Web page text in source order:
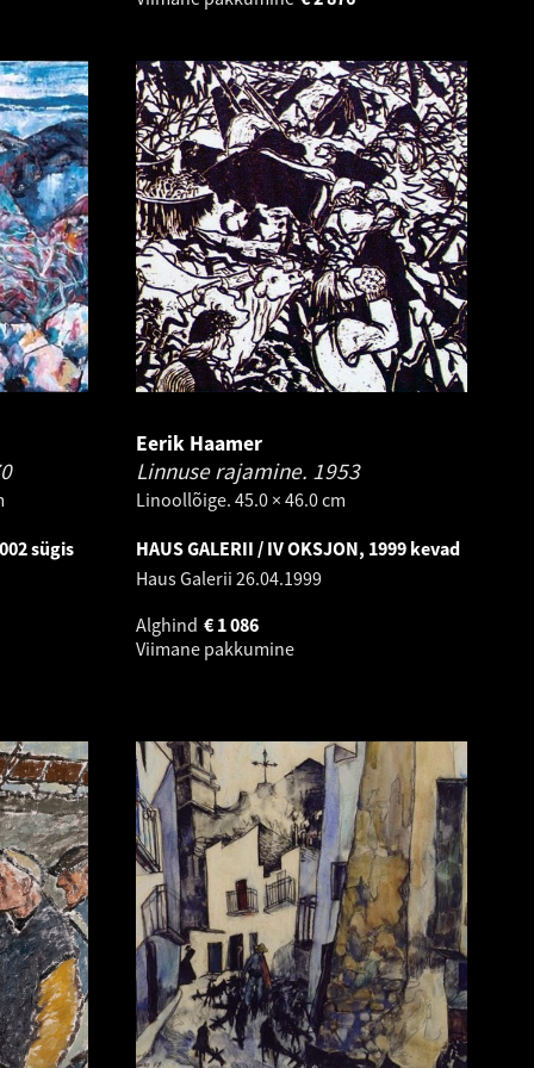
sügis
Eerik Haamer
Linnuse rajamine. 1953
Linoollõige. 45.0 × 46.0 cm
HAUS GALERII / IV OKSJON, 1999 kevad
Haus Galerii 26.04.1999
Alghind
1 086
€
Viimane pakkumine